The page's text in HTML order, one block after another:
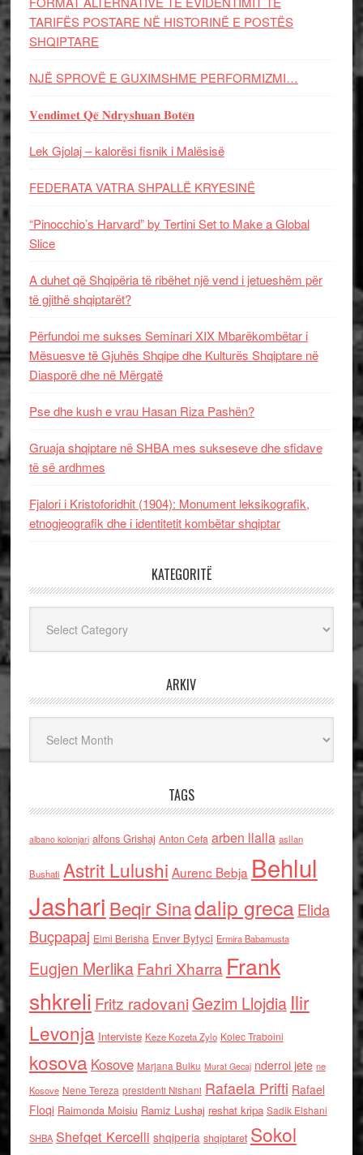
TARIFËS POSTARE NË HISTORINË E POSTËS
SHQIPTARE
NJË SPROVË E GUXIMSHME PERFORMIZMI…
𝐕𝐞𝐧𝐝𝐢𝐦𝐞𝐭 𝐐𝐞̈ 𝐍𝐝𝐫𝐲𝐬𝐡𝐮𝐚𝐧 𝐁𝐨𝐭𝐞̈𝐧
Lek Gjolaj – kalorësi fisnik i Malësisë
FEDERATA VATRA SHPALLË KRYESINË
“Pinocchio’s Harvard” by Tertini Set to Make a Global
Slice
A duhet që Shqipëria të ribëhet një vend i jetueshëm për
të gjithë shqiptarët?
Përfundoi me sukses Seminari XIX Mbarëkombëtar i
Mësuesve të Gjuhës Shqipe dhe Kulturës Shqiptare në
Diasporë dhe në Mërgatë
Pse dhe kush e vrau Hasan Riza Pashën?
Gruaja shqiptare në SHBA mes sukseseve dhe sfidave
të së ardhmes
Fjalori i Kristoforidhit (1904): Monument leksikografik,
etnogjeografik dhe i identitetit kombëtar shqiptar
KATEGORITË
ARKIV
TAGS
albano kolonjari alfons Grishaj Anton Cefa arben llalla asllan
Bushati Astrit Lulushi Aurenc Bebja Behlul
Jashari Beqir Sinadalip grecaElida
Buçpapaj Elmi Berisha Enver Bytyci Ermira Babamusta
Eugjen MerlikaFahri Xharra Frank
shkreli Fritz radovaniGezim Llojdia Ilir
Levonja Interviste Keze Kozeta Zylo Kolec Traboini
kosova Kosove Marjana Bulku Murat Gecaj nderroi jete ne
Kosove Nene Tereza presidenti Nishani Rafaela Prifti Rafael
Floqi Raimonda Moisiu Ramiz Lushaj reshat kripa Sadik Elshani
SHBA Shefqet Kercelli shqiperia shqiptaret Sokol